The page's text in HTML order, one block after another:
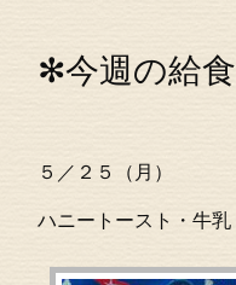
✻今週の給
５／２５（月）
ハニートースト・牛